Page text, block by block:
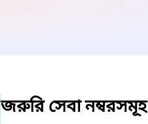
জরুরি সেবা নম্বরসমূহ